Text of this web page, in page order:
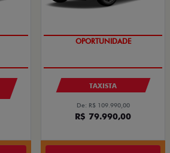
OPORTUNIDADE
TAXISTA
De: R$ 109.990,00
R$ 79.990,00